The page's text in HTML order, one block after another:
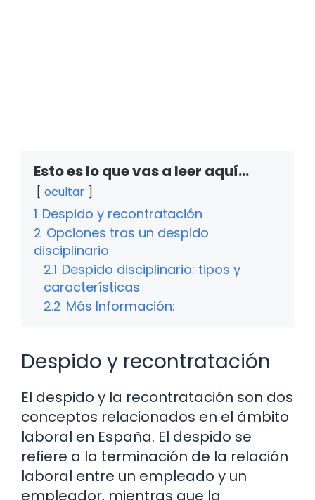
Esto es lo que vas a leer aquí...
ocultar
1 Despido y recontratación
2 Opciones tras un despido
disciplinario
2.1 Despido disciplinario: tipos y
características
2.2 Más Información:
Despido y recontratación
El despido y la recontratación son dos
conceptos relacionados en el ámbito
laboral en España. El despido se
refiere a la terminación de la relación
laboral entre un empleado y un
empleador, mientras que la